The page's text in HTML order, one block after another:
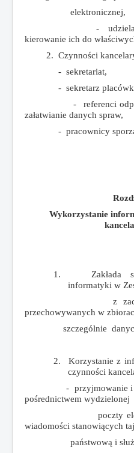
elektronicznej,
- udzielanie
kierowanie ich do
2. Czynności
- sekretariat,
- sekretarz placówki
- referenci
załatwianie danych spraw,
- pracownicy
Wykorzystanie
1.
Zakłada
informatyki w
z
przechowywanych w
szczególnie danych
2.
Korzystanie z
czynności
- przyjmowanie i
pośrednictwem wydzielonej
poczty
wiadomości stanowiących
państwową i